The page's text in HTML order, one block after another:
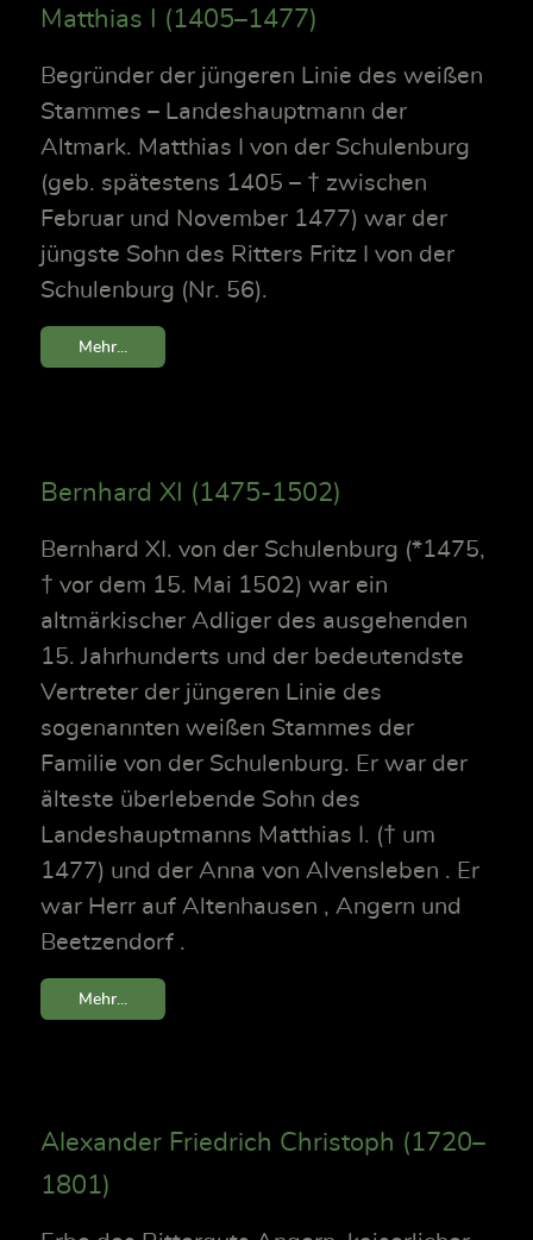
Matthias I (1405–1477)
Begründer der jüngeren Linie des weißen
Stammes – Landeshauptmann der
Altmark. Matthias I von der Schulenburg
(geb. spätestens 1405 – † zwischen
Februar und November 1477) war der
jüngste Sohn des Ritters Fritz I von der
Schulenburg (Nr. 56).
Mehr...
Bernhard XI (1475-1502)
Bernhard XI. von der Schulenburg (*1475,
† vor dem 15. Mai 1502) war ein
altmärkischer Adliger des ausgehenden
15. Jahrhunderts und der bedeutendste
Vertreter der jüngeren Linie des
sogenannten weißen Stammes der
Familie von der Schulenburg. Er war der
älteste überlebende Sohn des
Landeshauptmanns Matthias I. († um
1477) und der Anna von Alvensleben . Er
war Herr auf Altenhausen , Angern und
Beetzendorf .
Mehr...
Alexander Friedrich Christoph (1720–
1801)